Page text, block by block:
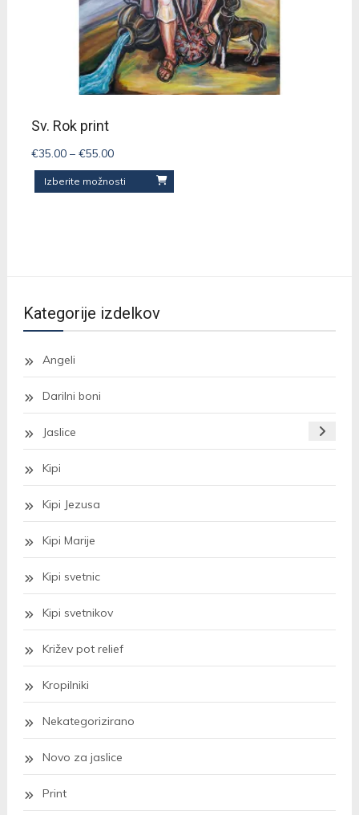
Sv. Rok print
€35.00 – €55.00Cenovni
razpon:
od
Izberite možnosti
izberete
strani
Kategorije izdelkov
Angeli
Darilni boni
Jaslice
Kipi
Kipi Jezusa
Kipi Marije
Kipi svetnic
Kipi svetnikov
Križev pot relief
Kropilniki
Nekategorizirano
Novo za jaslice
Print